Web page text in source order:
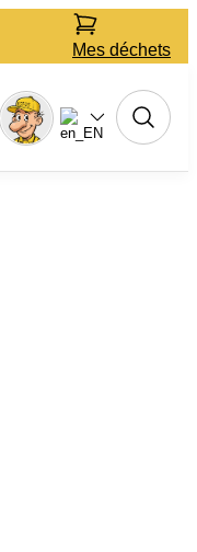
Mes déchets